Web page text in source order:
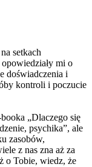
setkach
mi o
doświadczenia i
kontroli i poczucie
„Dlaczego się
psychika”, ale
zasobów,
z nas zna aż za
o Tobie, wiedz, że